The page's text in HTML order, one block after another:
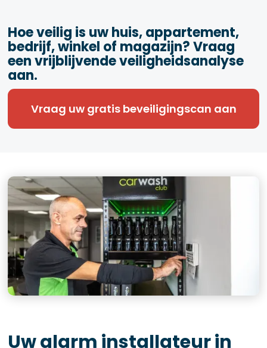
Hoe veilig is uw huis, appartement,
bedrijf, winkel of magazijn? Vraag
een vrijblijvende veiligheidsanalyse
aan.
Vraag uw gratis beveiligingscan aan
Uw alarm installateur in